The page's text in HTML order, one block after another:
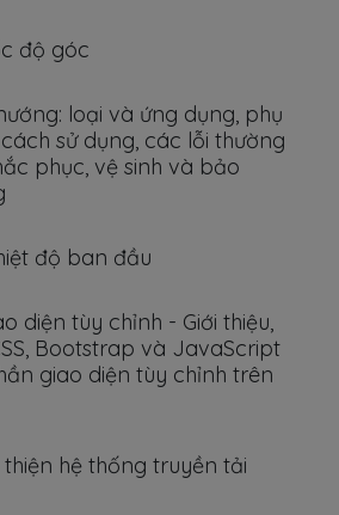
độ góc
loại và ứng dụng, phụ
sử dụng, các lỗi thường
phục, vệ sinh và bảo
độ ban đầu
diện tùy chỉnh - Giới thiệu,
Bootstrap và JavaScript
giao diện tùy chỉnh trên
thiện hệ thống truyền tải